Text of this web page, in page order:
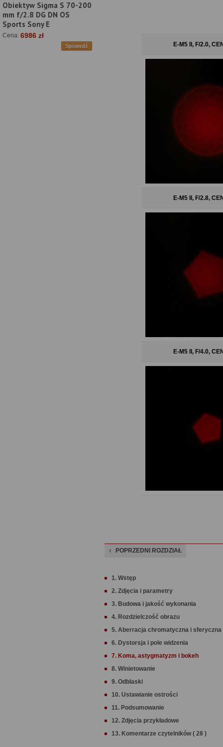
Obiektyw Sigma S 70-200
mm f/2.8 DG DN OS
Sports Sony E
Cena: 6986 zł
Sprawdź E-M5 II, F/2.0,
E-M5 II, F/2.8,
E-M5 II, F/4.0,
POPRZEDNI ROZDZIAŁ
1. Wstęp
2. Zdjęcia i parametry
3. Budowa i jakość wykonania
4. Rozdzielczość obrazu
5. Aberracja chromatyczna i sferyczna
6. Dystorsja i pole widzenia
7. Koma, astygmatyzm i bokeh
8. Winietowanie
9. Odblaski
10. Ustawianie ostrości
11. Podsumowanie
12. Zdjęcia przykładowe
13. Komentarze czytelników ( 28 )